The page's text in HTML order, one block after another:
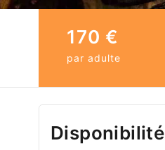
170 €
par adulte
Disponibilité